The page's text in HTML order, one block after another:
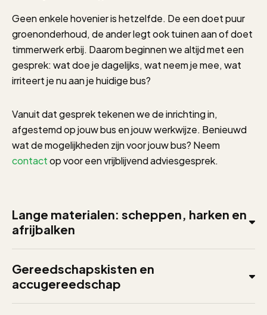
Geen enkele hovenier is hetzelfde. De een doet puur
groenonderhoud, de ander legt ook tuinen aan of doet
timmerwerk erbij. Daarom beginnen we altijd met een
gesprek: wat doe je dagelijks, wat neem je mee, wat
irriteert je nu aan je huidige bus?
Vanuit dat gesprek tekenen we de inrichting in,
afgestemd op jouw bus en jouw werkwijze. Benieuwd
wat de mogelijkheden zijn voor jouw bus? Neem
contactop voor een vrijblijvend adviesgesprek.
Lange materialen: scheppen, harken en
afrijbalken
Gereedschapskisten en
accugereedschap